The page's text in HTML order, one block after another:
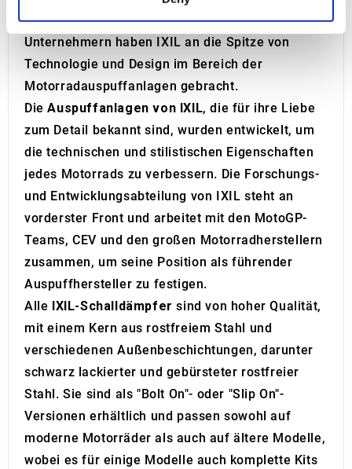
and set your preferences in the
We use cookies to personalise content and ads, to
provide social media features and to analyse our traffic.
We also share information about your use of our site with
our social media, advertising and analytics partners who
may combine it with other information that you’ve
provided to them or that they’ve collected from your use
of their services.
renommiertesten Marken. Zwei Generationen von
Unternehmern haben IXIL an die Spitze von
Technologie und Design im Bereich der
Motorradauspuffanlagen gebracht.
DieAuspuffanlagen von IXIL, die für ihre Liebe
zum Detail bekannt sind, wurden entwickelt, um
die technischen und stilistischen Eigenschaften
jedes Motorrads zu verbessern. Die Forschungs-
und Entwicklungsabteilung von IXIL steht an
vorderster Front und arbeitet mit den MotoGP-
Teams, CEV und den großen Motorradherstellern
zusammen, um seine Position als führender
Auspuffhersteller zu festigen.
Alle IXIL-Schalldämpfer sind von hoher Qualität,
mit einem Kern aus rostfreiem Stahl und
verschiedenen Außenbeschichtungen, darunter
schwarz lackierter und gebürsteter rostfreier
Stahl. Sie sind als "Bolt On"- oder "Slip On"-
Versionen erhältlich und passen sowohl auf
moderne Motorräder als auch auf ältere Modelle,
wobei es für einige Modelle auch komplette Kits